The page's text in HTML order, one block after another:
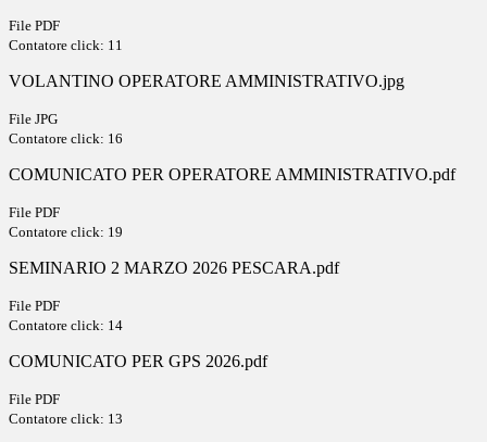
File PDF
Contatore click: 11
VOLANTINO OPERATORE AMMINISTRATIVO.jpg
File JPG
Contatore click: 16
COMUNICATO PER OPERATORE AMMINISTRATIVO.pdf
File PDF
Contatore click: 19
SEMINARIO 2 MARZO 2026 PESCARA.pdf
File PDF
Contatore click: 14
COMUNICATO PER GPS 2026.pdf
File PDF
Contatore click: 13